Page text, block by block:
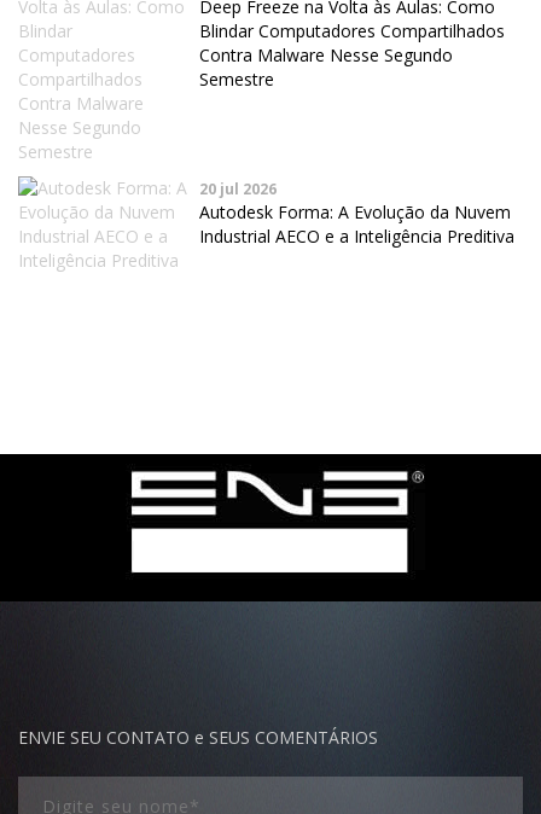
Deep Freeze na Volta às Aulas: Como
Blindar Computadores Compartilhados
Contra Malware Nesse Segundo
Semestre
20 jul 2026
Autodesk Forma: A Evolução da Nuvem
Industrial AECO e a Inteligência Preditiva
ENVIE SEU CONTATO e SEUS COMENTÁRIOS